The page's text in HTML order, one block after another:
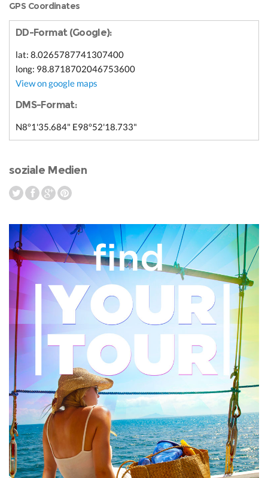
GPS Coordinates
DD-Format (Google):
lat: 8.0265787741307400
long: 98.8718702046753600
View on google maps
DMS-Format:
N8º1'35.684" E98º52'18.733"
soziale Medien